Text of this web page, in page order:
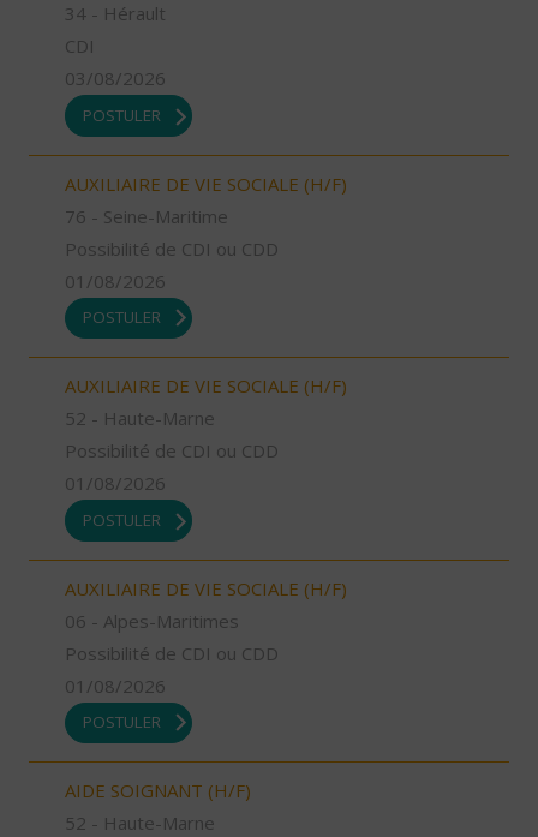
34 - Hérault
CDI
03/08/2026
POSTULER
AUXILIAIRE DE VIE SOCIALE (H/F)
76 - Seine-Maritime
Possibilité de CDI ou CDD
01/08/2026
POSTULER
AUXILIAIRE DE VIE SOCIALE (H/F)
52 - Haute-Marne
Possibilité de CDI ou CDD
01/08/2026
POSTULER
AUXILIAIRE DE VIE SOCIALE (H/F)
06 - Alpes-Maritimes
Possibilité de CDI ou CDD
01/08/2026
POSTULER
AIDE SOIGNANT (H/F)
52 - Haute-Marne